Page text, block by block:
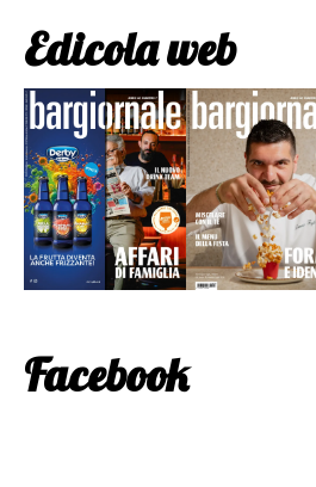
Edicola web
Facebook